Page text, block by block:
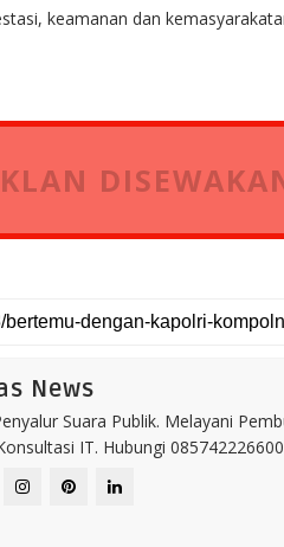
keamanan dan
News
Suara Publik. Melayani
IT. Hubungi 085742226600